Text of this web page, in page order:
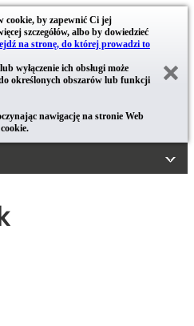
cookie, by zapewnić Ci jej
szczegółów, albo by dowiedzieć
na stronę, do której prowadzi to
wyłączenie ich obsługi może
określonych obszarów lub funkcji
nawigację na stronie Web